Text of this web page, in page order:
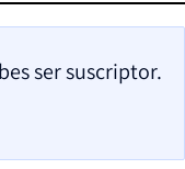
ser suscriptor.